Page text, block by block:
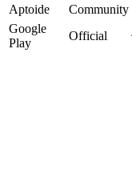
Aptoide
Community
Google
Play
Official